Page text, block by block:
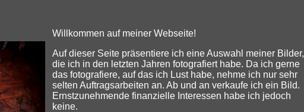
Willkommen auf meiner Webseite!
Auf dieser Seite präsentiere ich eine Auswahl meiner Bilder,
die ich in den letzten Jahren fotografiert habe. Da ich gerne
das fotografiere, auf das ich Lust habe, nehme ich nur sehr
selten Auftragsarbeiten an. Ab und an verkaufe ich ein Bild.
Ernstzunehmende finanzielle Interessen habe ich jedoch
keine.